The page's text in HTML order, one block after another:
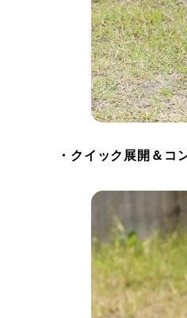
・クイック展開＆コ